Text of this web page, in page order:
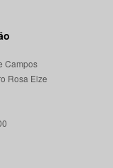
Campos
Rosa Elze